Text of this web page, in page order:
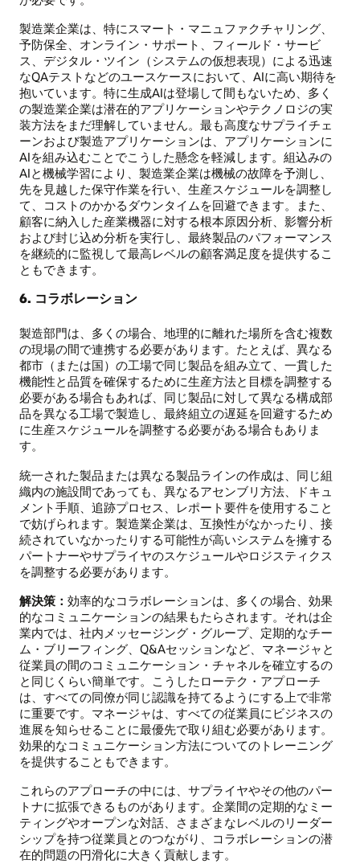
製造業企業は、特にスマート・マニュファクチャリング、
予防保全、オンライン・サポート、フィールド・サービ
ス、デジタル・ツイン（システムの仮想表現）による迅速
なQAテストなどのユースケースにおいて、AIに高い期待を
抱いています。特に生成AIは登場して間もないため、多く
の製造業企業は潜在的アプリケーションやテクノロジの実
装方法をまだ理解していません。最も高度なサプライチェ
ーンおよび製造アプリケーションは、アプリケーションに
AIを組み込むことでこうした懸念を軽減します。組込みの
AIと機械学習により、製造業企業は機械の故障を予測し、
先を見越した保守作業を行い、生産スケジュールを調整し
て、コストのかかるダウンタイムを回避できます。また、
顧客に納入した産業機器に対する根本原因分析、影響分析
および封じ込め分析を実行し、最終製品のパフォーマンス
を継続的に監視して最高レベルの顧客満足度を提供するこ
ともできます。
6. コラボレーション
製造部門は、多くの場合、地理的に離れた場所を含む複数
の現場の間で連携する必要があります。たとえば、異なる
都市（または国）の工場で同じ製品を組み立て、一貫した
機能性と品質を確保するために生産方法と目標を調整する
必要がある場合もあれば、同じ製品に対して異なる構成部
品を異なる工場で製造し、最終組立の遅延を回避するため
に生産スケジュールを調整する必要がある場合もありま
す。
統一された製品または異なる製品ラインの作成は、同じ組
織内の施設間であっても、異なるアセンブリ方法、ドキュ
メント手順、追跡プロセス、レポート要件を使用すること
で妨げられます。製造業企業は、互換性がなかったり、接
続されていなかったりする可能性が高いシステムを擁する
パートナーやサプライヤのスケジュールやロジスティクス
を調整する必要があります。
解決策： 効率的なコラボレーションは、多くの場合、効果
的なコミュニケーションの結果もたらされます。それは企
業内では、社内メッセージング・グループ、定期的なチー
ム・ブリーフィング、Q&Aセッションなど、マネージャと
従業員の間のコミュニケーション・チャネルを確立するの
と同じくらい簡単です。こうしたローテク・アプローチ
は、すべての同僚が同じ認識を持てるようにする上で非常
に重要です。マネージャは、すべての従業員にビジネスの
進展を知らせることに最優先で取り組む必要があります。
効果的なコミュニケーション方法についてのトレーニング
を提供することもできます。
これらのアプローチの中には、サプライヤやその他のパー
トナに拡張できるものがあります。企業間の定期的なミー
ティングやオープンな対話、さまざまなレベルのリーダー
シップを持つ従業員とのつながり、コラボレーションの潜
在的問題の円滑化に大きく貢献します。